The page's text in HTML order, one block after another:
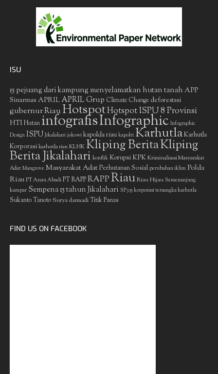
ISU
15 pejuang dari kampung menyelamatkan hutan tanah APP
Sinarmas APRIL APRIL Grup Climate Change deforestasi
gubernur RiauHotspotHotspot ISPU 8 Provinsi
HTIHutan infografisInfographic Infographic
Design ISPU Jikalahari jokowi kapolda riau kapolri KarhutlaKarhutla
Korporasikarhutla riauKLHKKliping BeritaKliping
Berita Jikalahari konflik Korupsi KPKKriminalisasi Masyarakat
Adat Mangrove Masyarakat AdatPerhutanan Sosial perubahan iklim Polda
Riau PT Arara Abadi PT RAPPRAPPRiauRiau Hijau Semenanjung
kampar Sempena 15 tahun Jikalahari SP3 15 korporasi tersangka karhutla
Sukanto Tanoto Surya darmadiTitik Panas
FIND US ON FACEBOOK